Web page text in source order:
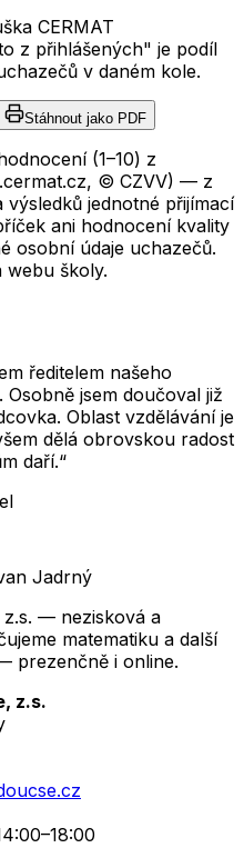
CERMAT
z přihlášených" je podíl
v daném kole.
Stáhnout jako PDF
(1–10) z
© CZVV) — z
jednotné přijímací
ani hodnocení kvality
osobní údaje uchazečů.
webu školy.
ředitelem našeho
jsem doučoval již
Oblast vzdělávání je
dělá obrovskou radost
daří.“
Jadrný
— nezisková a
matematiku a další
prezenčně i online.
z.s.